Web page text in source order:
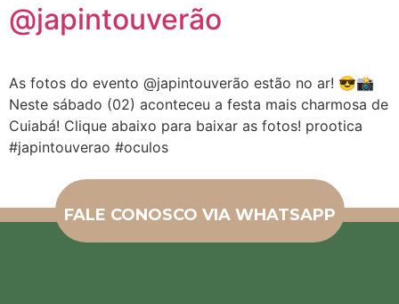
@japintouverão
As fotos do evento @japintouverão estão no ar! 😎📸
Neste sábado (02) aconteceu a festa mais charmosa de
Cuiabá! Clique abaixo para baixar as fotos! prootica
#japintouverao #oculos
FALE CONOSCO VIA WHATSAPP